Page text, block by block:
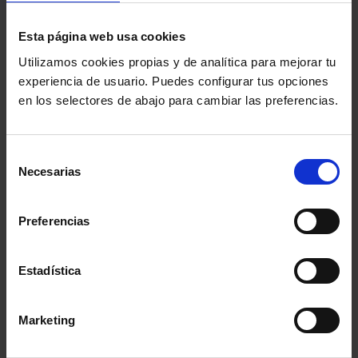
Esta página web usa cookies
Utilizamos cookies propias y de analítica para mejorar tu
experiencia de usuario. Puedes configurar tus opciones
en los selectores de abajo para cambiar las preferencias.
Necesarias
Preferencias
Estadística
Marketing
adoptar pautas de consumo y producción sostenibles.
el cambio climático e invertir la degradación del
medio ambiente. Paso a una economía circular más
eficiente en el uso de los recursos, promoviendo el
crecimiento ecológico, la bioeconomía y las
la Unión de la Energía haciendo frente a los
principales retos pendientes, como por ejemplo, la
seguridad energética, los costes energéticos para los
climático.
: Europa ha de ejercer un
coherente de un orden mundial multilateral basado
Unidas. La UE también debería convertir en prioridad
el desarrollo de unas relaciones sólidas con los países